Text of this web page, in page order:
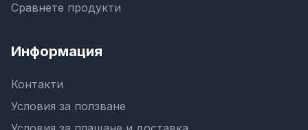
Сравнете продукти
Информация
Контакти
Условия за ползване